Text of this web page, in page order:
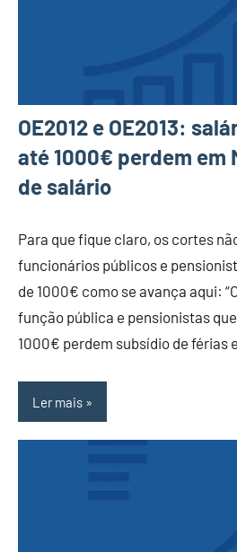
OE2012 e OE2013:
até 1000€ perdem em
de salário
Para que fique claro, os cortes
funcionários públicos e
de 1000€ como se avança aqui:
função pública e pensionistas
1000€ perdem subsídio de férias
Ler mais